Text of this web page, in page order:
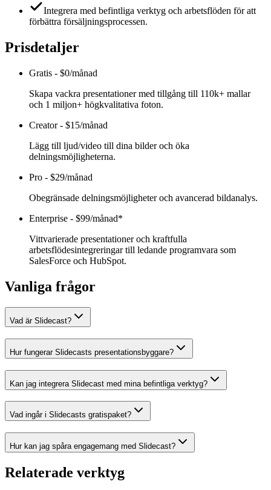
Integrera med befintliga verktyg och arbetsflöden för att
förbättra försäljningsprocessen.
Prisdetaljer
Gratis - $0/månad
Skapa vackra presentationer med tillgång till 110k+ mallar
och 1 miljon+ högkvalitativa foton.
Creator- $15/månad
Lägg till ljud/video till dina bilder och öka
delningsmöjligheterna.
Pro - $29/månad
Obegränsade delningsmöjligheter och avancerad bildanalys.
Enterprise - $99/månad*
Vittvarierade presentationer och kraftfulla
arbetsflödesintegreringar till ledande programvara som
SalesForce och HubSpot.
Vanliga frågor
Vad är Slidecast?
Hur fungerar Slidecasts presentationsbyggare?
Kan jag integrera Slidecast med mina befintliga verktyg?
Vad ingår i Slidecasts gratispaket?
Hur kan jag spåra engagemang med Slidecast?
Relaterade verktyg